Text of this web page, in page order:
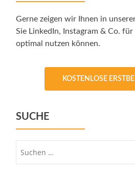
Gerne zeigen wir Ihnen in
Sie LinkedIn, Instagram & Co.
optimal nutzen können.
KOSTENLOSE
SUCHE